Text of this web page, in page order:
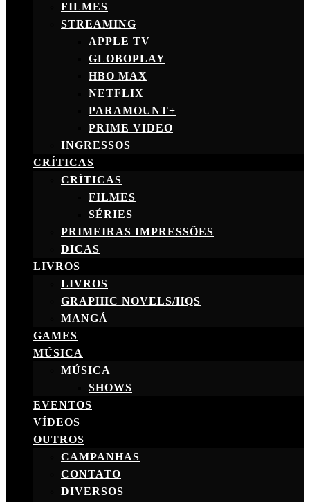
FILMES
STREAMING
APPLE TV
GLOBOPLAY
HBO MAX
NETFLIX
PARAMOUNT+
PRIME VIDEO
INGRESSOS
CRÍTICAS
CRÍTICAS
FILMES
SÉRIES
PRIMEIRAS IMPRESSÕES
DICAS
LIVROS
LIVROS
GRAPHIC NOVELS/HQS
MANGÁ
GAMES
MÚSICA
MÚSICA
SHOWS
EVENTOS
VÍDEOS
OUTROS
CAMPANHAS
CONTATO
DIVERSOS